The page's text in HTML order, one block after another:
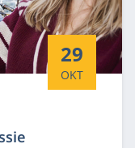
Startdatum:
29
OKT